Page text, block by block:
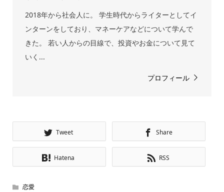
2018年から社会人に。 学生時代からライターとしてイ
ンターンをしており、マネーケアなどについて学んで
きた。 若い人からの目線で、投資やお金について見て
いく...
プロフィール
Tweet Share
Hatena RSS
恋愛